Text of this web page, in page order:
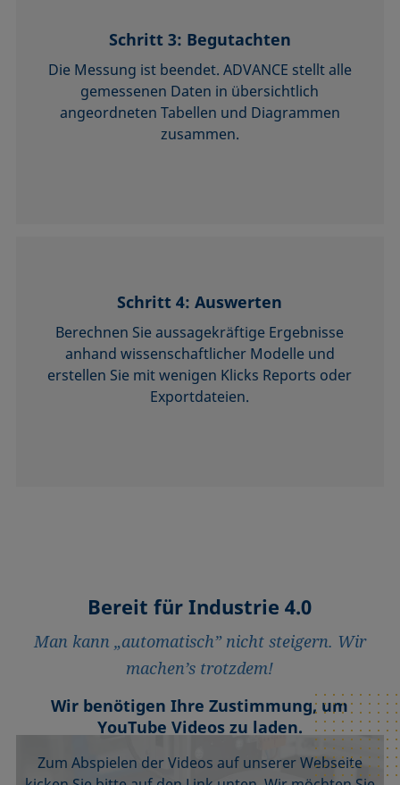
Schritt 3: Begutachten
Die Messung ist beendet. ADVANCE stellt alle
gemessenen Daten in übersichtlich
angeordneten Tabellen und Diagrammen
zusammen.
Schritt 4: Auswerten
Berechnen Sie aussagekräftige Ergebnisse
anhand wissenschaftlicher Modelle und
erstellen Sie mit wenigen Klicks Reports oder
Exportdateien.
Bereit für Industrie 4.0
Man kann „automatisch” nicht steigern. Wir
machen’s trotzdem!
Wir benötigen Ihre Zustimmung, um
YouTube Videos zu laden.
Zum Abspielen der Videos auf unserer Webseite